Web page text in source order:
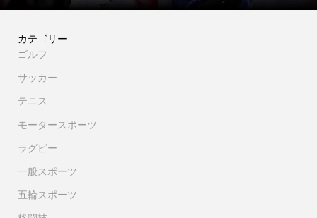
カテゴリー
ゴルフ
サッカー
テニス
モータースポーツ
ラグビー
一般スポーツ
五輪スポーツ